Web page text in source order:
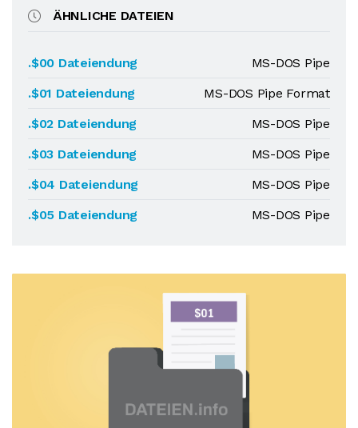
ÄHNLICHE DATEIEN
.$00 Dateiendung
MS-DOS Pipe
.$01 Dateiendung
MS-DOS Pipe Format
.$02 Dateiendung
MS-DOS Pipe
.$03 Dateiendung
MS-DOS Pipe
.$04 Dateiendung
MS-DOS Pipe
.$05 Dateiendung
MS-DOS Pipe